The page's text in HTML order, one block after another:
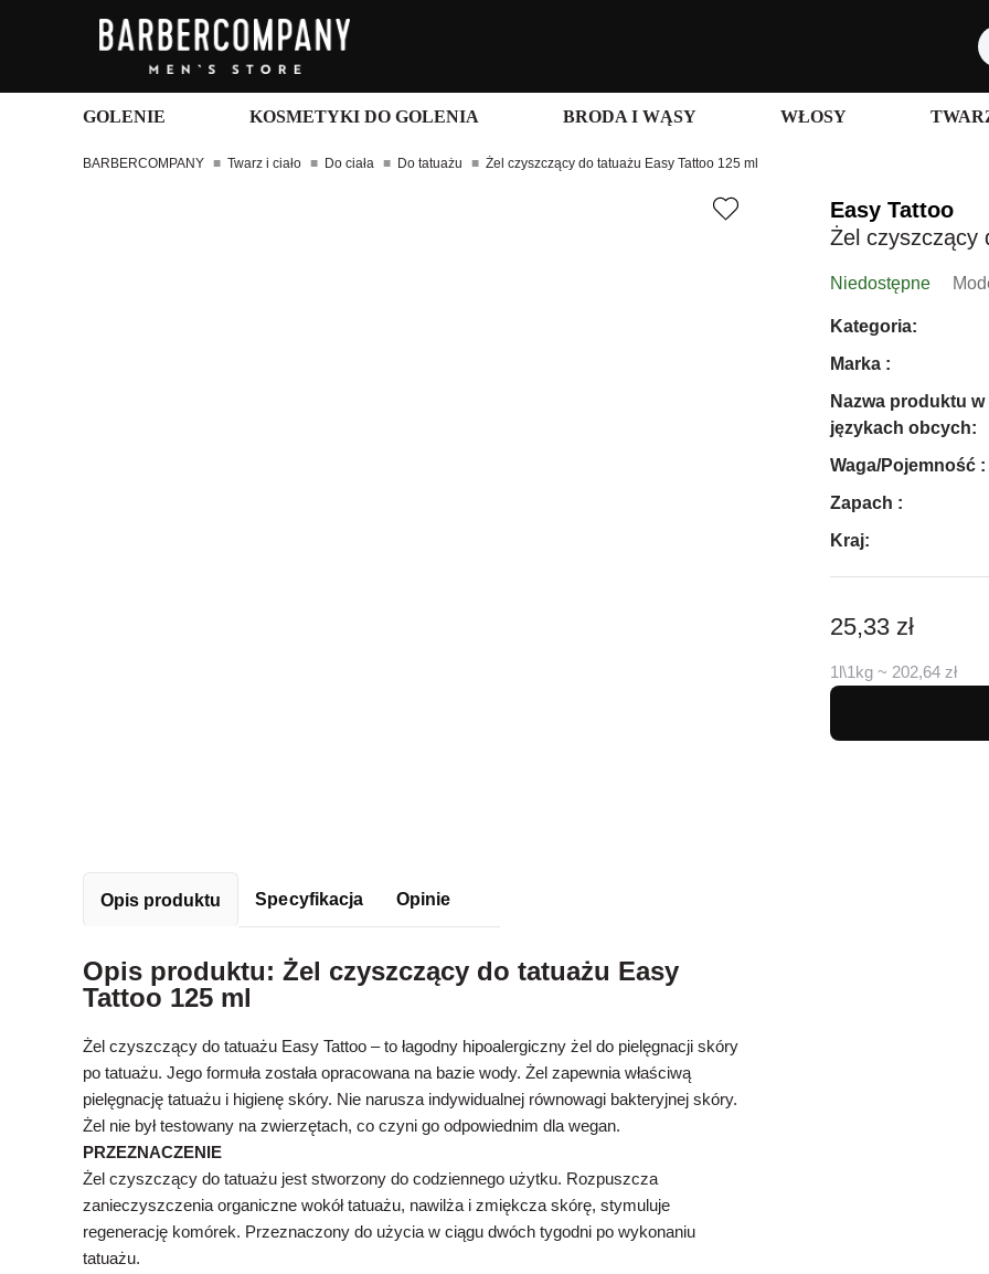
GOLENIE KOSMETYKI DO GOLENIA BRODA I WĄSY WŁOSY
BARBERCOMPANY Twarz i ciało Do ciała Do tatuażu Żel czyszczący do tatuażu Easy Tattoo 125 ml
Opis produktu Specyfikacja Opinie
Opis produktu: Żel czyszczący do tatuażu Easy
Tattoo 125 ml
Żel czyszczący do tatuażu Easy Tattoo – to łagodny hipoalergiczny żel do pielęgnacji skóry
po tatuażu. Jego formuła została opracowana na bazie wody. Żel zapewnia właściwą
pielęgnację tatuażu i higienę skóry. Nie narusza indywidualnej równowagi bakteryjnej skóry.
Żel nie był testowany na zwierzętach, co czyni go odpowiednim dla wegan.
PRZEZNACZENIE
Żel czyszczący do tatuażu jest stworzony do codziennego użytku. Rozpuszcza
zanieczyszczenia organiczne wokół tatuażu, nawilża i zmiękcza skórę, stymuluje
regenerację komórek. Przeznaczony do użycia w ciągu dwóch tygodni po wykonaniu
tatuażu.
Easy Tattoo
Żel czyszczący
Niedostępne
Kategoria:
Marka :
Nazwa produktu w
językach obcych:
Waga/Pojemność :
Zapach :
Kraj:
25,33 zł
1l\1kg ~ 202,64 zł